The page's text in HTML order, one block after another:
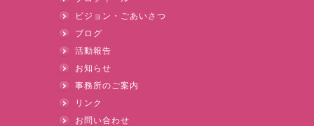
ビジョン・ごあいさつ
ブログ
活動報告
お知らせ
事務所のご案内
リンク
お問い合わせ